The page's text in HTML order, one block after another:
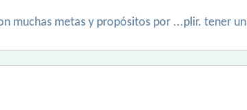
muchas metas y propósitos por ...plir. tener